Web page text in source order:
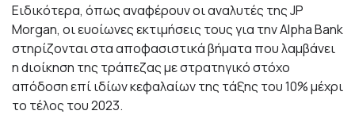
Ειδικότερα, όπως αναφέρουν οι αναλυτές της JP
Morgan, οι ευοίωνες εκτιμήσεις τους για την Alpha Βank
στηρίζονται στα αποφασιστικά βήματα που λαμβάνει
η dιοίκηση της τράπεζας με στρατηγικό στόχο
απόδοση επί ιδίων κεφαλαίων της τάξης του 10% μέχρι
το τέλος του 2023.